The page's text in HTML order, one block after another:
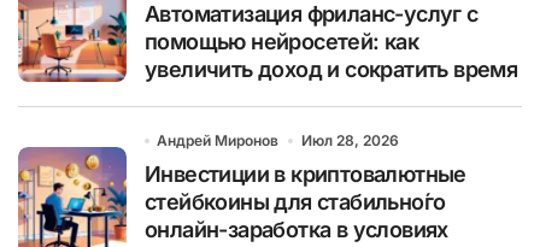
Автоматизация фриланс-услуг с
помощью нейросетей: как
увеличить доход и сократить время
Андрей Миронов Июл 28, 2026
Инвестиции в криптовалютные
стейбкоины для стабильно́го
онлайн-заработка в условиях